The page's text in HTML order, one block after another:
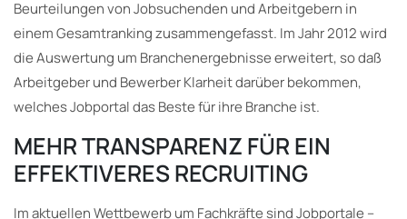
Beurteilungen von Jobsuchenden und Arbeitgebern in
einem Gesamtranking zusammengefasst. Im Jahr 2012 wird
die Auswertung um Branchenergebnisse erweitert, so daß
Arbeitgeber und Bewerber Klarheit darüber bekommen,
welches Jobportal das Beste für ihre Branche ist.
MEHR TRANSPARENZ FÜR EIN
EFFEKTIVERES RECRUITING
Im aktuellen Wettbewerb um Fachkräfte sind Jobportale –